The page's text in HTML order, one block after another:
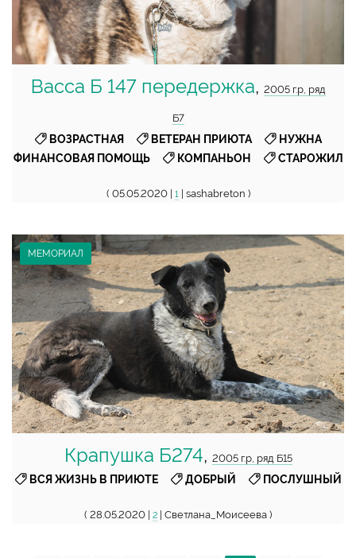
Васса Б 147 передержка, 2005 г.р, ряд
Б7
ВОЗРАСТНАЯ, ВЕТЕРАН ПРИЮТА,
НУЖНА
ФИНАНСОВАЯ ПОМОЩЬ, КОМПАНЬОН СТАРОЖИЛ
( 05.05.2020 | 1 | sashabreton )
МЕМОРИАЛ
Крапушка Б274, 2005 г.р, ряд Б15
ВСЯ ЖИЗНЬ В ПРИЮТЕ, ДОБРЫЙ ПОСЛУШНЫЙ
( 28.05.2020 | 2 | Светлана_Моисеева )